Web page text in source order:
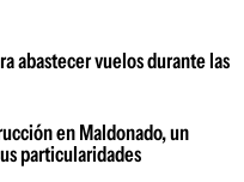
abastecer vuelos durante las
en Maldonado, un
particularidades